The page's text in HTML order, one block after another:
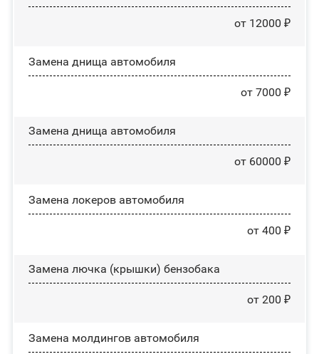
от 12000 ₽
Замена днища автомобиля
от 7000 ₽
Замена днища автомобиля
от 60000 ₽
Замена лoĸepoв автомобиля
от 400 ₽
Замена лючка (крышки) бензобака
от 200 ₽
Замена молдингов автомобиля